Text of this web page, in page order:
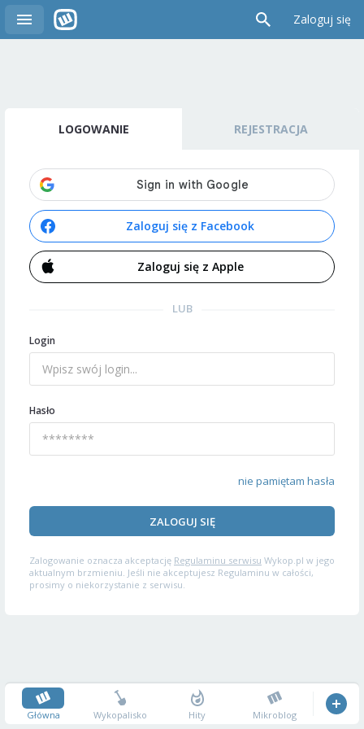
Zaloguj się
LOGOWANIE REJESTRACJA
Zaloguj się z Facebook
Zaloguj się z Apple
LUB
Login
Hasło
nie pamiętam hasła
ZALOGUJ SIĘ
Zalogowanie oznacza akceptację Regulaminu serwisu Wykop.pl w jego
aktualnym brzmieniu. Jeśli nie akceptujesz Regulaminu w całości,
prosimy o niekorzystanie z serwisu.
Główna Wykopalisko Hity Mikroblog